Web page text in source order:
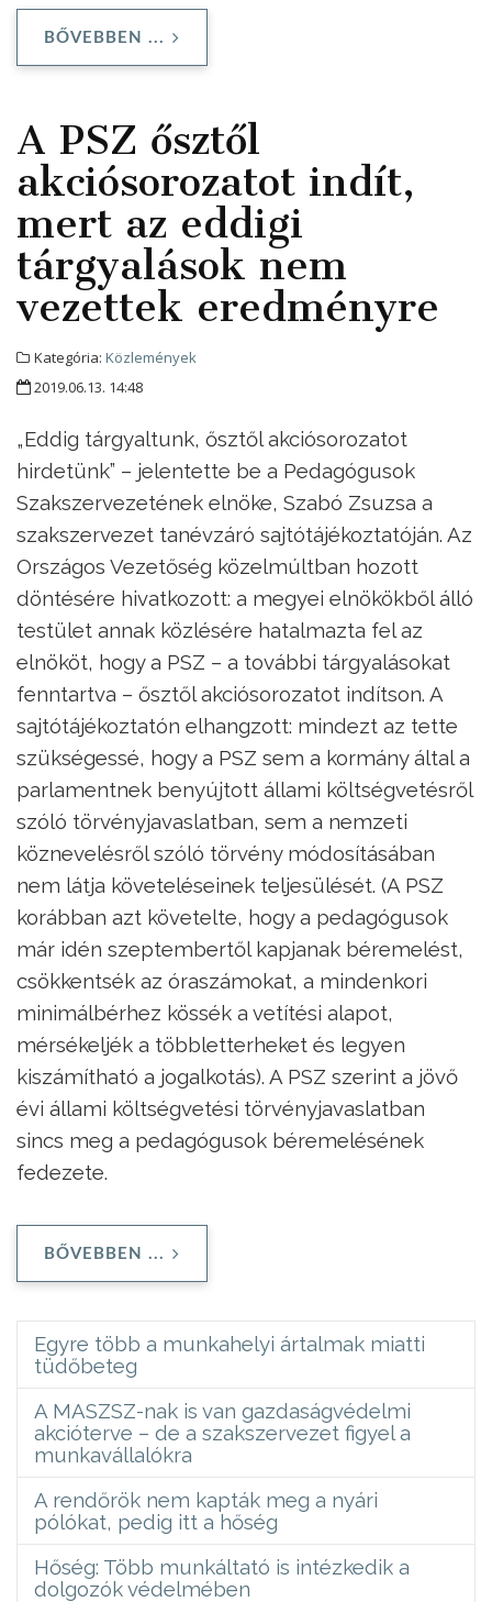
BŐVEBBEN ...
A PSZ ősztől
akciósorozatot indít,
mert az eddigi
tárgyalások nem
vezettek eredményre
Kategória: Közlemények
2019.06.13. 14:48
„Eddig tárgyaltunk, ősztől akciósorozatot
hirdetünk” – jelentette be a Pedagógusok
Szakszervezetének elnöke, Szabó Zsuzsa a
szakszervezet tanévzáró sajtótájékoztatóján. Az
Országos Vezetőség közelmúltban hozott
döntésére hivatkozott: a megyei elnökökből álló
testület annak közlésére hatalmazta fel az
elnököt, hogy a PSZ – a további tárgyalásokat
fenntartva – ősztől akciósorozatot indítson. A
sajtótájékoztatón elhangzott: mindezt az tette
szükségessé, hogy a PSZ sem a kormány által a
parlamentnek benyújtott állami költségvetésről
szóló törvényjavaslatban, sem a nemzeti
köznevelésről szóló törvény módosításában
nem látja követeléseinek teljesülését. (A PSZ
korábban azt követelte, hogy a pedagógusok
már idén szeptembertől kapjanak béremelést,
csökkentsék az óraszámokat, a mindenkori
minimálbérhez kössék a vetítési alapot,
mérsékeljék a többletterheket és legyen
kiszámítható a jogalkotás). A PSZ szerint a jövő
évi állami költségvetési törvényjavaslatban
sincs meg a pedagógusok béremelésének
fedezete.
BŐVEBBEN ...
Egyre több a munkahelyi ártalmak miatti
tüdőbeteg
A MASZSZ-nak is van gazdaságvédelmi
akcióterve – de a szakszervezet figyel a
munkavállalókra
A rendőrök nem kapták meg a nyári
pólókat, pedig itt a hőség
Hőség: Több munkáltató is intézkedik a
dolgozók védelmében